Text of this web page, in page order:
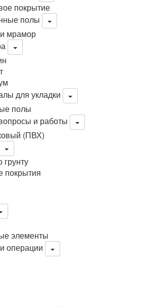
покрытие
полы
мрамор
для укладки
полы
и работы
(ПВХ)
покрытия
элементы
операции